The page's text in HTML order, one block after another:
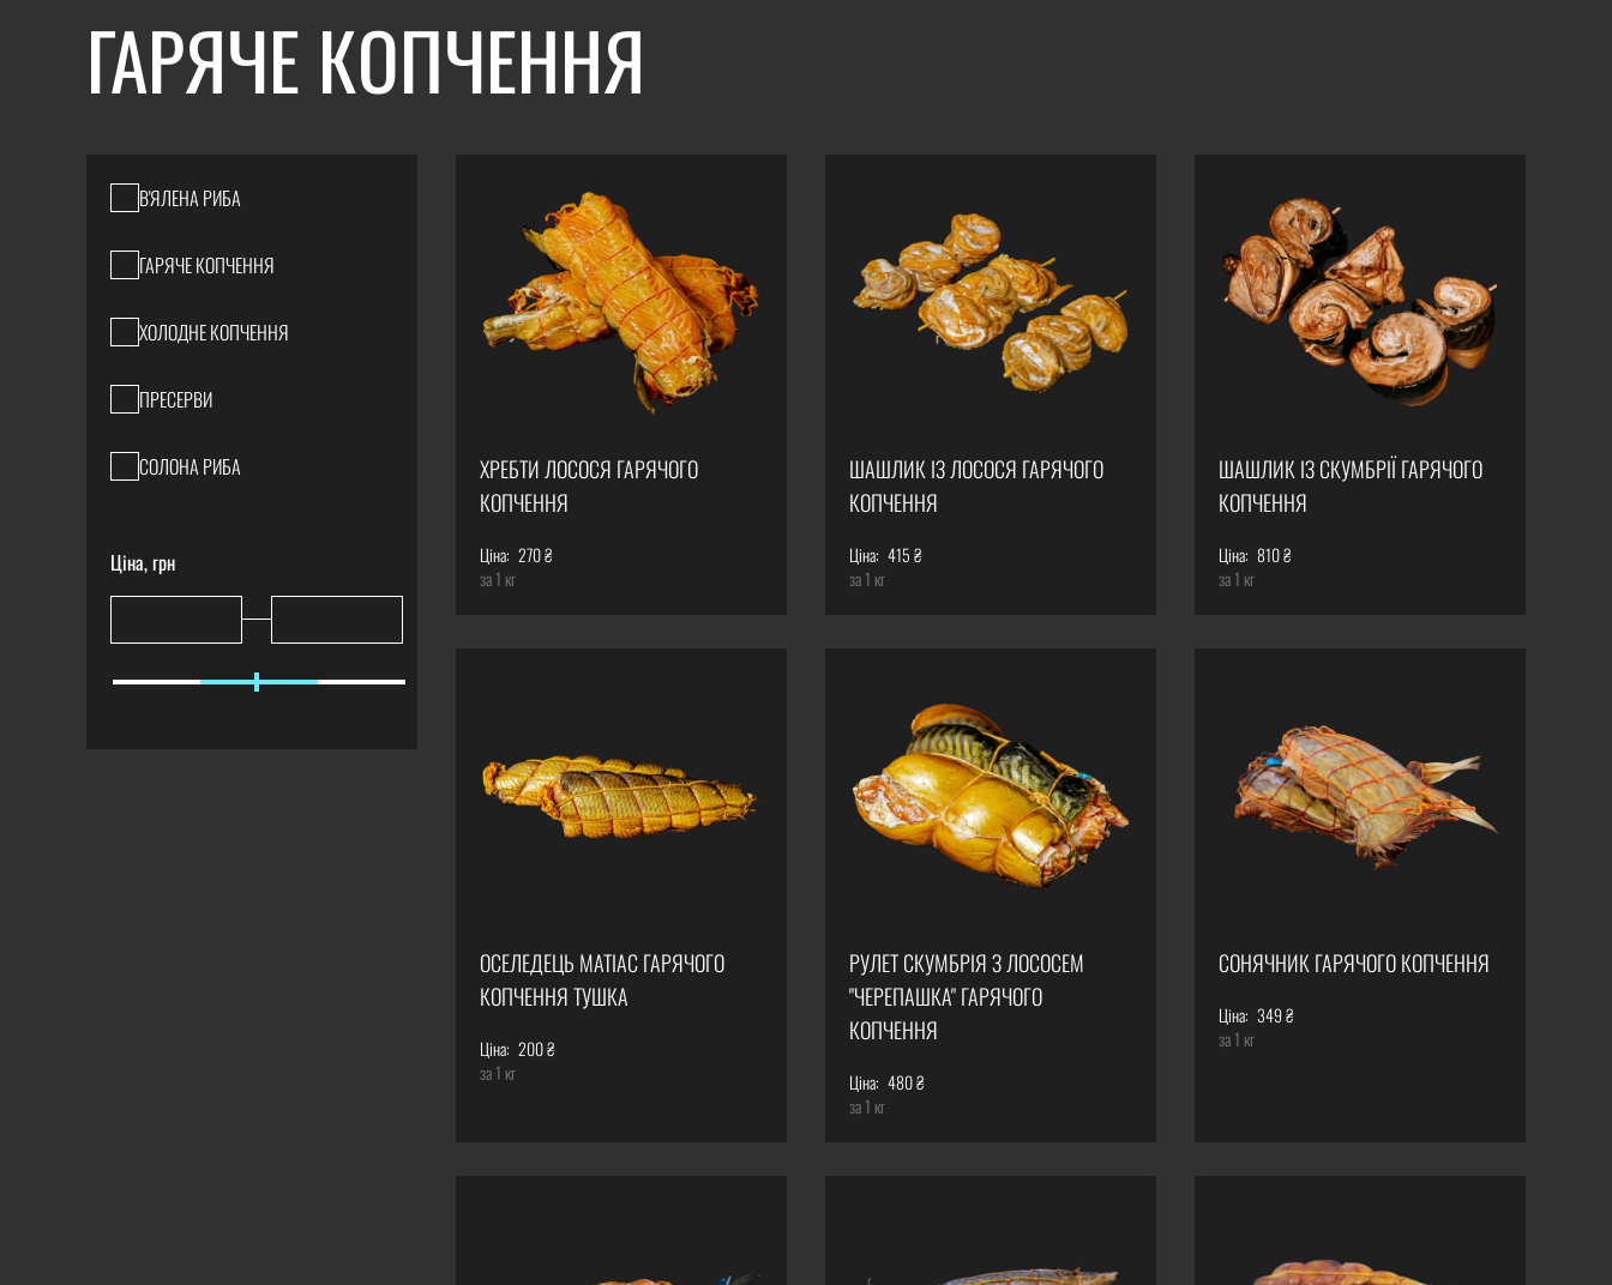
ГАРЯЧЕ КОПЧЕННЯ
В'ЯЛЕНА РИБА
ГАРЯЧЕ КОПЧЕННЯ
ХОЛОДНЕ КОПЧЕННЯ
ПРЕСЕРВИ
СОЛОНА РИБА
Ціна, грн
ХРЕБТИ ЛОСОСЯ ГАРЯЧОГО
КОПЧЕННЯ
Ціна: 270 ₴
за 1 кг
ШАШЛИК ІЗ ЛОСОСЯ ГАРЯЧОГО
КОПЧЕННЯ
Ціна: 415 ₴
за 1 кг
ШАШЛИК ІЗ СКУМБРІЇ ГАРЯЧОГО
КОПЧЕННЯ
Ціна: 810 ₴
за 1 кг
ОСЕЛЕДЕЦЬ МАТІАС ГАРЯЧОГО
КОПЧЕННЯ ТУШКА
Ціна: 200 ₴
за 1 кг
РУЛЕТ СКУМБРІЯ З ЛОСОСЕМ
"ЧЕРЕПАШКА" ГАРЯЧОГО
КОПЧЕННЯ
Ціна: 480 ₴
за 1 кг
СОНЯЧНИК ГАРЯЧОГО КОПЧЕННЯ
Ціна: 349 ₴
за 1 кг